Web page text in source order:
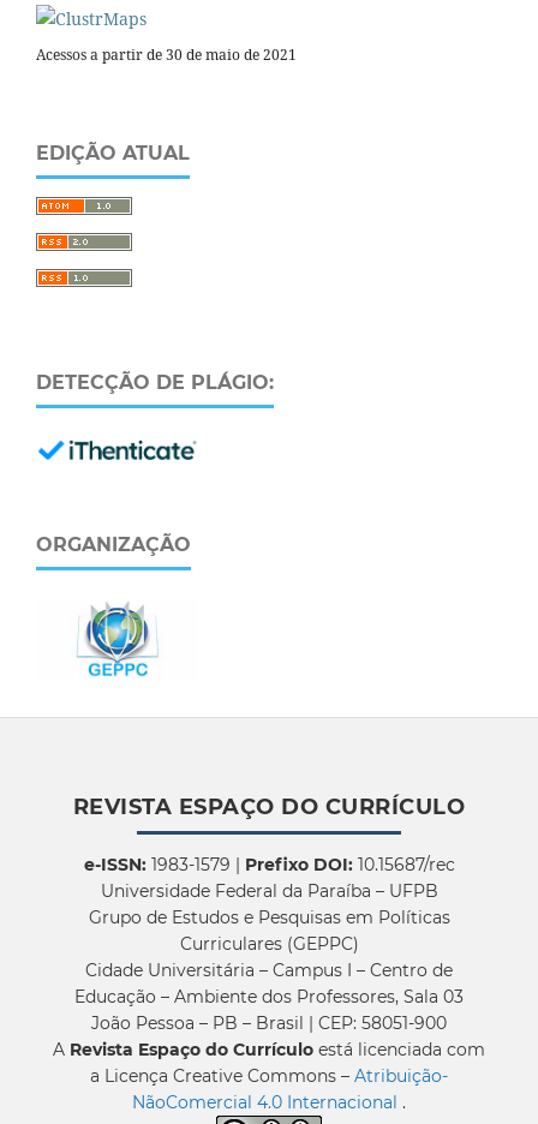
Acessos a partir de 30 de maio de 2021
EDIÇÃO ATUAL
DETECÇÃO DE PLÁGIO:
ORGANIZAÇÃO
REVISTA ESPAÇO DO CURRÍCULO
e-ISSN:1983-1579 | Prefixo DOI:10.15687/rec
Universidade Federal da Paraíba – UFPB
Grupo de Estudos e Pesquisas em Políticas
Curriculares (GEPPC)
Cidade Universitária – Campus I – Centro de
Educação – Ambiente dos Professores, Sala 03
João Pessoa – PB – Brasil | CEP: 58051-900
A Revista Espaço do Currículo está licenciada com
a Licença Creative Commons – Atribuição-
NãoComercial 4.0 Internacional .